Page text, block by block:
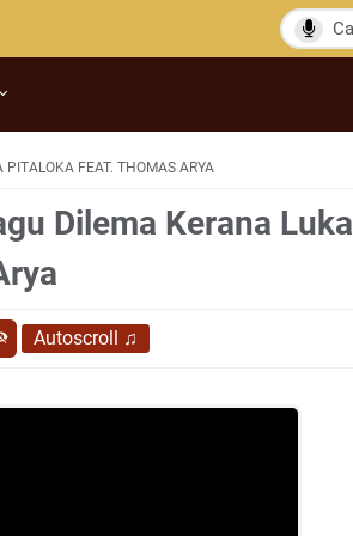
FEAT. THOMAS ARYA
Dilema Kerana Luka
Autoscroll ♫